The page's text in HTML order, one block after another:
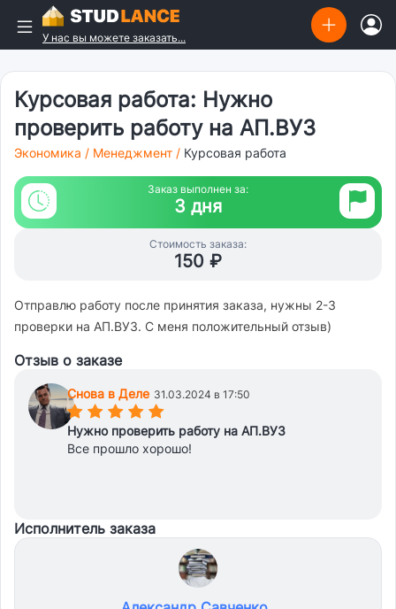
У нас вы можете заказать...
Курсовая работа: Нужно
проверить работу на АП.ВУЗ
Экономика / Менеджмент / Курсовая работа
Заказ выполнен за:
3 дня
Стоимость заказа:
150 ₽
Отправлю работу после принятия заказа, нужны 2-3
проверки на АП.ВУЗ. С меня положительный отзыв)
Отзыв о заказе
Снова в Деле 31.03.2024 в 17:50
(*)(*)(*)(*)(*)
Нужно проверить работу на АП.ВУЗ
Все прошло хорошо!
Исполнитель заказа